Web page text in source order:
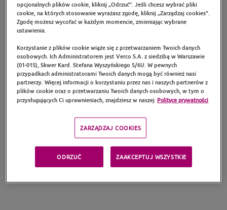
Gdzie kupić produkty Pregna
Kup w aptece stacjonarnej >Kup w aptece internetowej >
Sprawdź dostępność Pregna w
aptekach w całej Polsce
opcjonalnych plików cookie, kliknij „Odrzuć”. Jeśli chcesz wybrać pliki
cookie, na których stosowanie wyrażasz zgodę, kliknij „Zarządzaj cookies”.
Zgodę możesz wycofać w każdym momencie, zmieniając wybrane
ustawienia.
Korzystanie z plików cookie wiąże się z przetwarzaniem Twoich danych
osobowych. Ich Administratorem jest Verco S.A. z siedzibą w Warszawie
(01-015), Skwer Kard. Stefana Wyszyńskiego 5/6U. W pewnych
przypadkach administratorami Twoich danych mogą być również nasi
partnerzy. Więcej informacji o korzystaniu przez nas i naszych partnerów z
plików cookie oraz o przetwarzaniu Twoich danych osobowych, w tym o
przysługujących Ci uprawnieniach, znajdziesz w naszej Polityce prywatności
ZARZĄDZAJ COOKIES
ODRZUĆ ZAAKCEPTUJ WSZYSTKIE